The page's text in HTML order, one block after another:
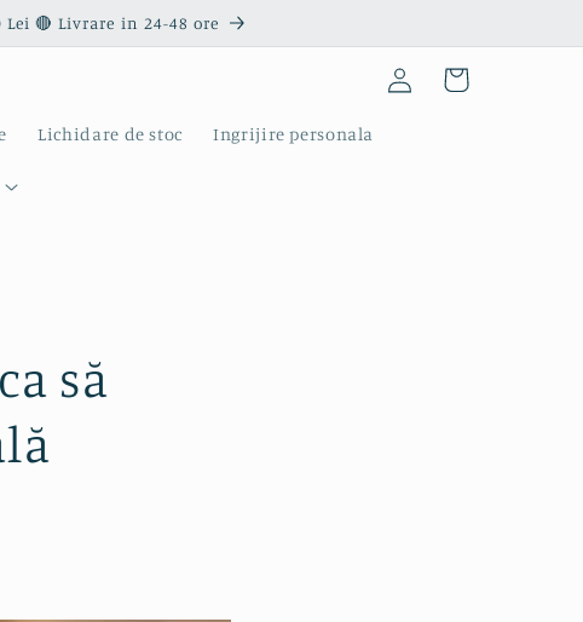
🔴 Livrare in 24-48 ore
Lichidare de stoc Ingrijire personala
Conectați-
Coș
să